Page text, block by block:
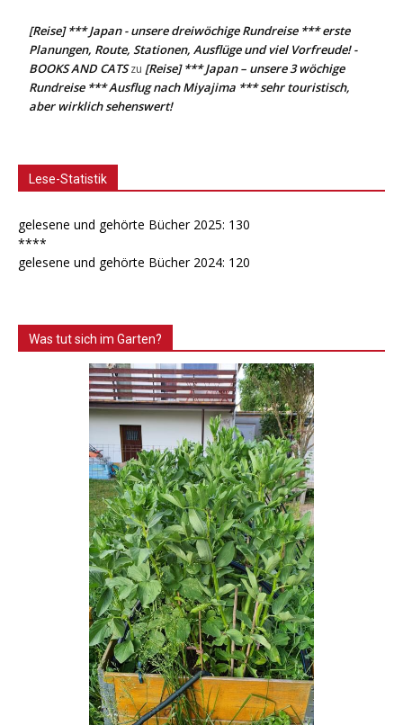
[Reise] *** Japan - unsere dreiwöchige Rundreise *** erste
Planungen, Route, Stationen, Ausflüge und viel Vorfreude! -
BOOKS AND CATSzu [Reise] *** Japan – unsere 3 wöchige
Rundreise *** Ausflug nach Miyajima *** sehr touristisch,
aber wirklich sehenswert!
Lese-Statistik
gelesene und gehörte Bücher 2025: 130
****
gelesene und gehörte Bücher 2024: 120
Was tut sich im Garten?